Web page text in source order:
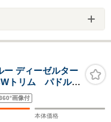
ディーゼルター
トリム パドルシ
全周囲カメラ
ヒータ 追従式
ディスプレイ
画像付
本体価格